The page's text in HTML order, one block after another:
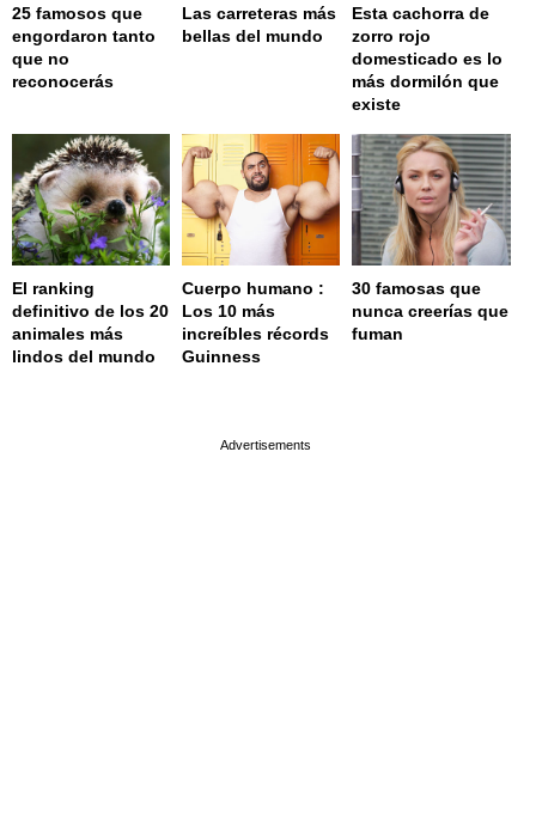
25 famosos que
engordaron tanto
que no
reconocerás
Las carreteras más
bellas del mundo
Esta cachorra de
zorro rojo
domesticado es lo
más dormilón que
existe
El ranking
definitivo de los 20
animales más
lindos del mundo
Cuerpo humano :
Los 10 más
increíbles récords
Guinness
30 famosas que
nunca creerías que
fuman